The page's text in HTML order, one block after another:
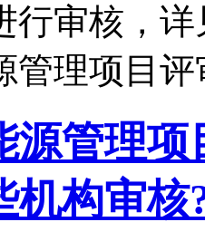
行审核，
管理项目
源管理
机构审核